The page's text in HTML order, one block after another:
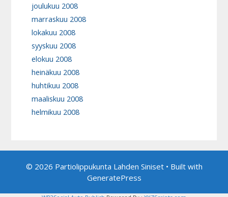
joulukuu 2008
marraskuu 2008
lokakuu 2008
syyskuu 2008
elokuu 2008
heinäkuu 2008
huhtikuu 2008
maaliskuu 2008
helmikuu 2008
© 2026 Partiolippukunta Lahden Siniset• Built with
GeneratePress